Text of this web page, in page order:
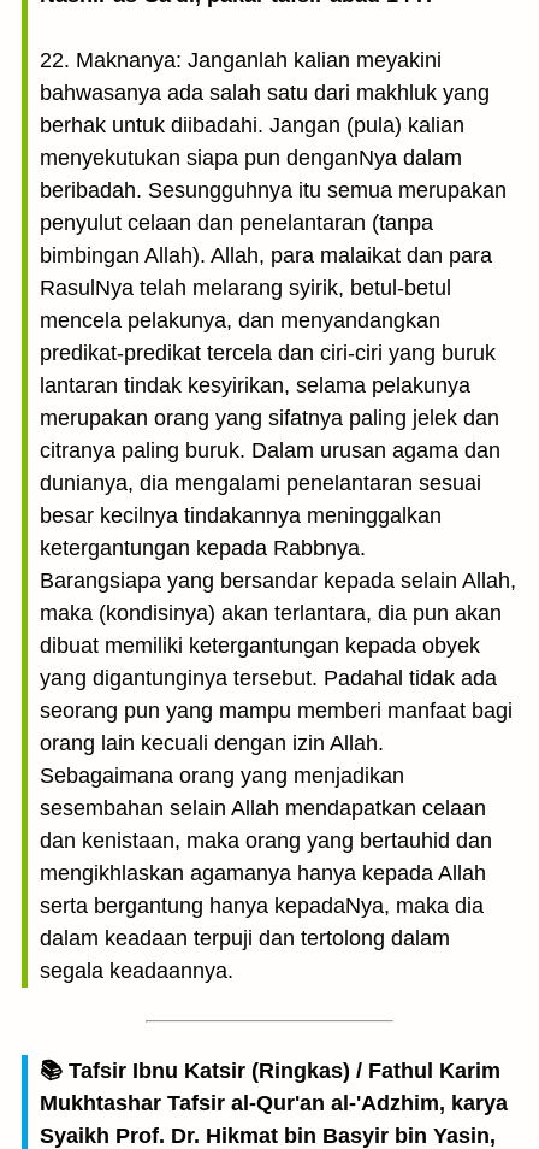
22. Maknanya: Janganlah kalian meyakini
bahwasanya ada salah satu dari makhluk yang
berhak untuk diibadahi. Jangan (pula) kalian
menyekutukan siapa pun denganNya dalam
beribadah. Sesungguhnya itu semua merupakan
penyulut celaan dan penelantaran (tanpa
bimbingan Allah). Allah, para malaikat dan para
RasulNya telah melarang syirik, betul-betul
mencela pelakunya, dan menyandangkan
predikat-predikat tercela dan ciri-ciri yang buruk
lantaran tindak kesyirikan, selama pelakunya
merupakan orang yang sifatnya paling jelek dan
citranya paling buruk. Dalam urusan agama dan
dunianya, dia mengalami penelantaran sesuai
besar kecilnya tindakannya meninggalkan
ketergantungan kepada Rabbnya.
Barangsiapa yang bersandar kepada selain Allah,
maka (kondisinya) akan terlantara, dia pun akan
dibuat memiliki ketergantungan kepada obyek
yang digantunginya tersebut. Padahal tidak ada
seorang pun yang mampu memberi manfaat bagi
orang lain kecuali dengan izin Allah.
Sebagaimana orang yang menjadikan
sesembahan selain Allah mendapatkan celaan
dan kenistaan, maka orang yang bertauhid dan
mengikhlaskan agamanya hanya kepada Allah
serta bergantung hanya kepadaNya, maka dia
dalam keadaan terpuji dan tertolong dalam
segala keadaannya.
📚 Tafsir Ibnu Katsir (Ringkas) / Fathul Karim
Mukhtashar Tafsir al-Qur'an al-'Adzhim, karya
Syaikh Prof. Dr. Hikmat bin Basyir bin Yasin,